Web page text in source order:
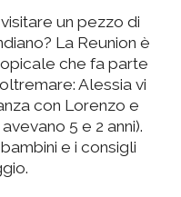
un pezzo di
La Reunion è
che fa parte
Alessia vi
con Lorenzo e
5 e 2 anni).
e i consigli